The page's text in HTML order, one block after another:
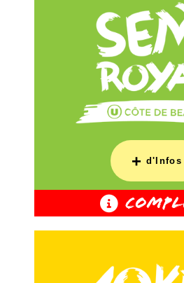
+ d'Infos